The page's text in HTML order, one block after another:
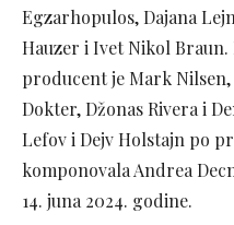
Egzarhopulos, Dajana
Hauzer i Ivet Nikol Braun.
producent je Mark
Dokter, Džonas Rivera i
Lefov i Dejv Holstajn po
komponovala Andrea
14. juna 2024. godine.­­­­­­­­­­­­